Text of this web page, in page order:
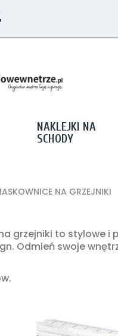
NAKLEJKI NA
SCHODY
NA GRZEJNIKI
grzejniki to stylowe i
Odmień swoje